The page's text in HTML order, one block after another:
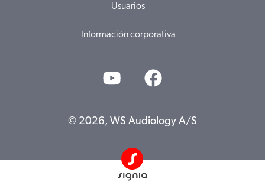
Usuarios
Información corporativa
© 2026, WS Audiology A/S